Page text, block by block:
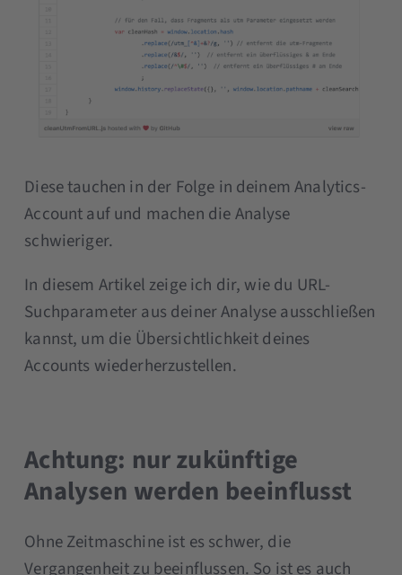
Diese tauchen in der Folge in deinem Analytics-
Account auf und machen die Analyse
schwieriger.
In diesem Artikel zeige ich dir, wie du URL-
Suchparameter aus deiner Analyse ausschließen
kannst, um die Übersichtlichkeit deines
Accounts wiederherzustellen.
Achtung: nur zukünftige
Analysen werden beeinflusst
Ohne Zeitmaschine ist es schwer, die
Vergangenheit zu beeinflussen. So ist es auch